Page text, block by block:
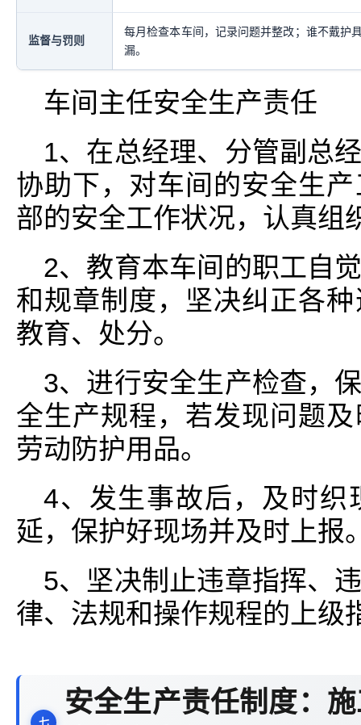
监督与罚则
每月检查本车间，记录问题并整改；谁不戴护
漏。
车间主任安全生产责任
1、在总经理、分管副总
协助下，对车间的安全生
部的安全工作状况，认真组
2、教育本车间的职工自
和规章制度，坚决纠正各
教育、处分。
3、进行安全生产检查，
全生产规程，若发现问题
劳动防护用品。
4、发生事故后，及时织
延，保护好现场并及时上报
5、坚决制止违章指挥、
律、法规和操作规程的上级
安全生产责任制度：